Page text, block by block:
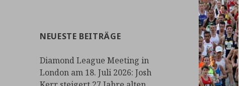
NEUESTE BEITRÄGE
Diamond League Meeting in
London am 18. Juli 2026: Josh